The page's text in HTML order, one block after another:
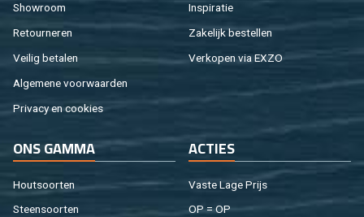
Show­room
Re­tour­ne­ren
Vei­lig be­ta­len
Al­ge­me­ne voor­waar­den
Pri­va­cy en coo­kies
In­spi­ra­tie
Za­ke­lijk be­stel­len
Ver­ko­pen via EXZO
ONS GAMMA
Hout­soor­ten
Steen­soor­ten
AC­TIES
Vaste Lage Prijs
OP = OP